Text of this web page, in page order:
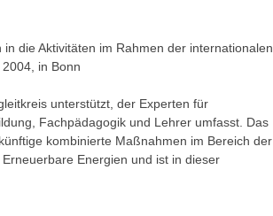
die Aktivitäten im Rahmen der internationalen
in Bonn
unterstützt, der Experten für
Fachpädagogik und Lehrer umfasst. Das
kombinierte Maßnahmen im Bereich der
Energien und ist in dieser